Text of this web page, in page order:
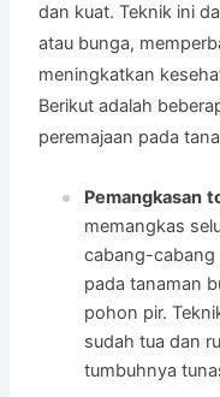
dan kuat. Teknik ini
atau bunga,
meningkatkan
Berikut adalah
peremajaan pada
Pemangkasan
memangkas
cabang-cabang
pada tanaman
pohon pir.
sudah tua dan
tumbuhnya